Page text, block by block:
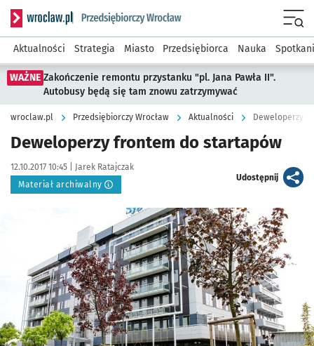
Serwis informacyjny wroclaw.pl podserwis: Strategia
Aktualności Strategia Miasto Przedsiębiorca Nauka
WAŻNE Zakończenie remontu przystanku "pl. Jana Pawła II".
Autobusy będą się tam znowu zatrzymywać
wroclaw.pl Przedsiębiorczy Wrocław Aktualności Deweloperzy
Deweloperzy frontem do startapów
Data publikacji:
12.10.2017 10:45 | Autor:
Jarek Ratajczak
Materiał archiwalny
Udostępnijartykuł